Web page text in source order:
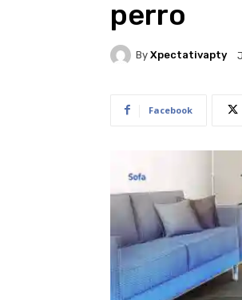
perro
By Xpectativapty
Facebook